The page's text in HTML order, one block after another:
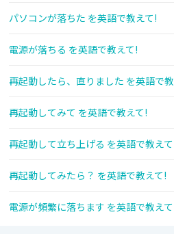
パソコンが落ちた を英語で教えて!
電源が落ちる を英語で教えて!
再起動したら、直りました を英語で
再起動してみて を英語で教えて!
再起動して立ち上げる を英語で教え
再起動してみたら？ を英語で教えて!
電源が頻繁に落ちます を英語で教え